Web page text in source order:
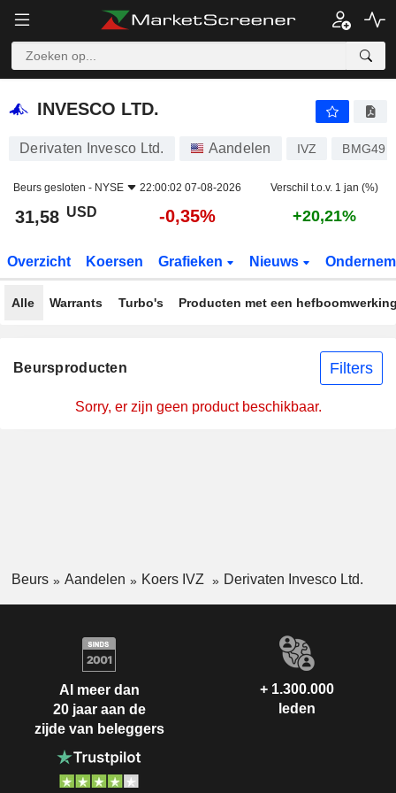
INVESCO LTD.
INVESCO LTD.
Derivaten Invesco Ltd. Aandelen IVZ
Beurs gesloten - NYSE 22:00:02 07-08-2026 Verschil t.o.v. 1 jan (%)
31,58 USD -0,35% +20,21%
Overzicht Koersen Grafieken Nieuws
Alle Warrants Turbo's Producten met een
Beursproducten Filters
Sorry, er zijn geen product beschikbaar.
Beurs Aandelen Koers IVZ Derivaten Invesco Ltd.
Al meer dan
20 jaar aan de
zijde van beleggers
+ 1.300.000
leden